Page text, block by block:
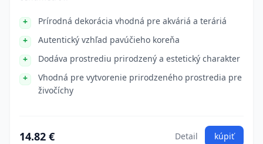
Prírodná dekorácia vhodná pre akváriá a teráriá
Autentický vzhľad pavúčieho koreňa
Dodáva prostrediu prirodzený a estetický charakter
Vhodná pre vytvorenie prirodzeného prostredia pre
živočíchy
14.82 € Detail kúpiť